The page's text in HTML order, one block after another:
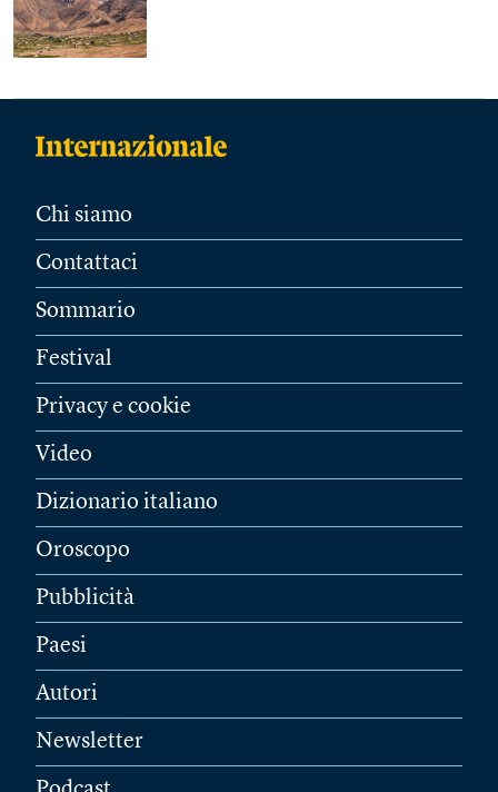
Chi siamo
Contattaci
Sommario
Festival
Privacy e cookie
Video
Dizionario italiano
Oroscopo
Pubblicità
Paesi
Autori
Newsletter